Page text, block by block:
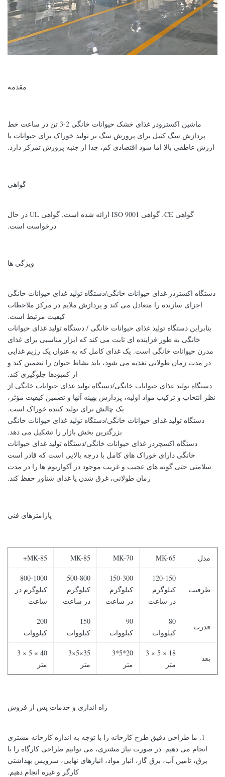
مقدمه
ماشین اکسترودر غذای خشک حیوانات خانگی 2-3 تن در ساعت خط
پردازش سگ کیبل برای پرورش سگ بر تولید خوراک برای حیوانات با
ارزش عاطفی بالا اما سود اقتصادی کم، جدا از جنبه پرورش تمرکز دارد.
گواهی
گواهی CE، گواهی ISO 9001 ارائه شده است. گواهی UL در حال
درخواست است.
ویژگی ها
دستگاه اکستردر غذای حیوانات خانگی/دستگاه تولید غذای حیوانات خانگی
اجزای سازنده را متعادل می کند و پردازش ملایم در مرکز ملاحظات
کیفیت مرتبط است.
بنابراین دستگاه تولید غذای حیوانات خانگی / دستگاه تولید غذای حیوانات
خانگی به طور فزاینده ای ثابت می کند که ابزار مناسبی برای غذای
مدرن حیوانات خانگی است. یک غذای کامل که به عنوان یک رژیم غذایی
در مدت زمان طولانی تغذیه می شود، باید نشاط حیوان را تضمین کند و
از کمبودها جلوگیری کند.
دستگاه تولید غذای حیوانات خانگی/دستگاه تولید غذای حیوانات خانگی از
نظر انتخاب و ترکیب مواد اولیه، پردازش بهینه آنها و تضمین کیفیت مؤثر،
یک چالش برای تولید کننده خوراک است.
دستگاه تولید غذای حیوانات خانگی/دستگاه تولید غذای حیوانات خانگی
بزرگترین بخش بازار را تشکیل می دهد.
دستگاه اکسچردر غذای حیوانات خانگی/دستگاه تولید غذای حیوانات
خانگی دارای خوراک های کامل با درجه بالایی است که قادر است
سلامتی حتی گونه های عجیب و غریب موجود در آکواریوم ها را در مدت
زمان طولانی، غرق شدن یا غذای شناور حفظ کند.
پارامترهای فنی
مدل MK-65
MK-70
MK-85
MK-85+
ظرفیت
120-150
کیلوگرم
در ساعت
150-300
کیلوگرم
در ساعت
500-800
کیلوگرم
در ساعت
800-1000
کیلوگرم در
ساعت
قدرت
80
کیلووات
90
کیلووات
150
کیلووات
200
کیلووات
بعد
18 × 5 × 3
متر
20*5*3
متر
35×5×3
متر
40 × 5 × 3
متر
راه اندازی و خدمات پس از فروش
1. ما طراحی دقیق طرح کارخانه را با توجه به اندازه کارخانه مشتری
انجام می دهیم. در صورت نیاز مشتری، می توانیم طراحی کارگاه را با
برق، تامین آب، برق گاز، انبار مواد، انبارهای نهایی، سرویس بهداشتی
کارگر و غیره انجام دهیم.